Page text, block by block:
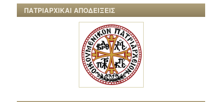
ΠΑΤΡΙΑΡΧΙΚΑΙ ΑΠΟΔΕΙΞΕΙΣ